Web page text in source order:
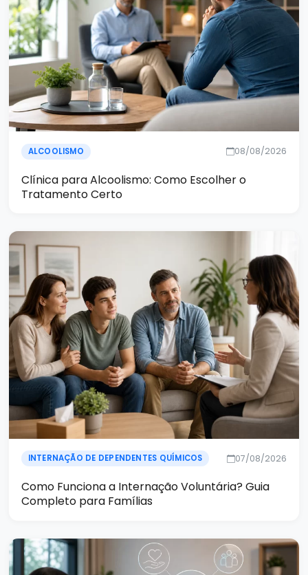
ALCOOLISMO 08/08/2026
Clínica para Alcoolismo: Como Escolher o
Tratamento Certo
INTERNAÇÃO DE DEPENDENTES QUÍMICOS 07/08/2026
Como Funciona a Internação Voluntária? Guia
Completo para Famílias